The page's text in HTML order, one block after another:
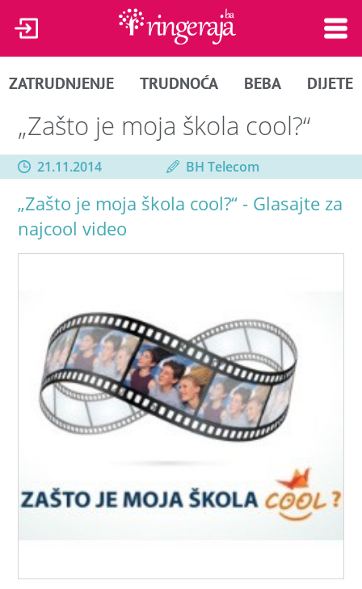
ZATRUDNJENJE TRUDNOĆA BEBA DIJETE
„Zašto je moja škola cool?“
21.11.2014 BH Telecom
„Zašto je moja škola cool?“ - Glasajte za
najcool video